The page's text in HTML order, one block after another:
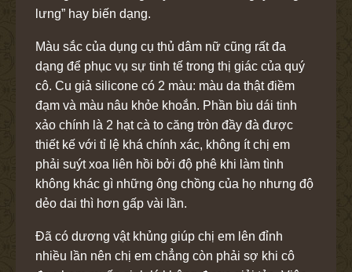
lưng” hay biến dạng.
Màu sắc của dụng cụ thủ dâm nữ cũng rất đa
dạng để phục vụ sự tinh tế trong thị giác của quý
cô. Cu giả silicone có 2 màu: màu da thật điềm
đạm và màu nâu khỏe khoắn. Phần bìu dái tinh
xảo chính là 2 hạt cà to căng tròn đầy đà được
thiết kế với tỉ lệ khá chính xác, không ít chị em
phải suýt xoa liên hồi bởi độ phê khi làm tình
không khác gì những ông chồng của họ nhưng độ
dẻo dai thì hơn gấp vài lần.
Đã có dương vật khủng giúp chị em lên đỉnh
nhiều lần nên chị em chẳng còn phải sợ khi cô